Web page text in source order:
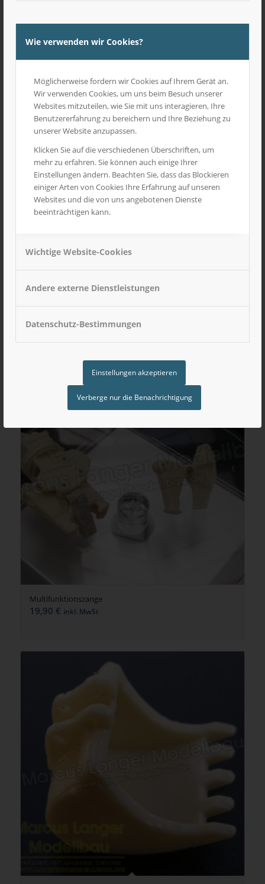
Wie verwenden wir Cookies?
Möglicherweise fordern wir Cookies auf Ihrem Gerät an.
Wir verwenden Cookies, um uns beim Besuch unserer
Websites mitzuteilen, wie Sie mit uns interagieren, Ihre
Benutzererfahrung zu bereichern und Ihre Beziehung zu
unserer Website anzupassen.
Klicken Sie auf die verschiedenen Überschriften, um
mehr zu erfahren. Sie können auch einige Ihrer
Einstellungen ändern. Beachten Sie, dass das Blockieren
einiger Arten von Cookies Ihre Erfahrung auf unseren
Websites und die von uns angebotenen Dienste
beeinträchtigen kann.
Wichtige Website-Cookies
Andere externe Dienstleistungen
Datenschutz-Bestimmungen
Einstellungen akzeptieren
Verberge nur die Benachrichtigung
6,20€ inkl. MwSt
Multifunktionszange
19,90 € inkl. MwSt